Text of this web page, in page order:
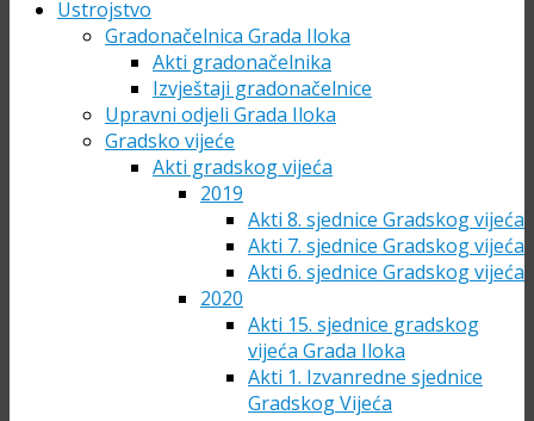
Ustrojstvo
Gradonačelnica Grada Iloka
Akti gradonačelnika
Izvještaji gradonačelnice
Upravni odjeli Grada Iloka
Gradsko vijeće
Akti gradskog vijeća
2019
Akti 8. sjednice Gradskog vijeća
Akti 7. sjednice Gradskog vijeća
Akti 6. sjednice Gradskog vijeća
2020
Akti 15. sjednice gradskog
vijeća Grada Iloka
Akti 1. Izvanredne sjednice
Gradskog Vijeća